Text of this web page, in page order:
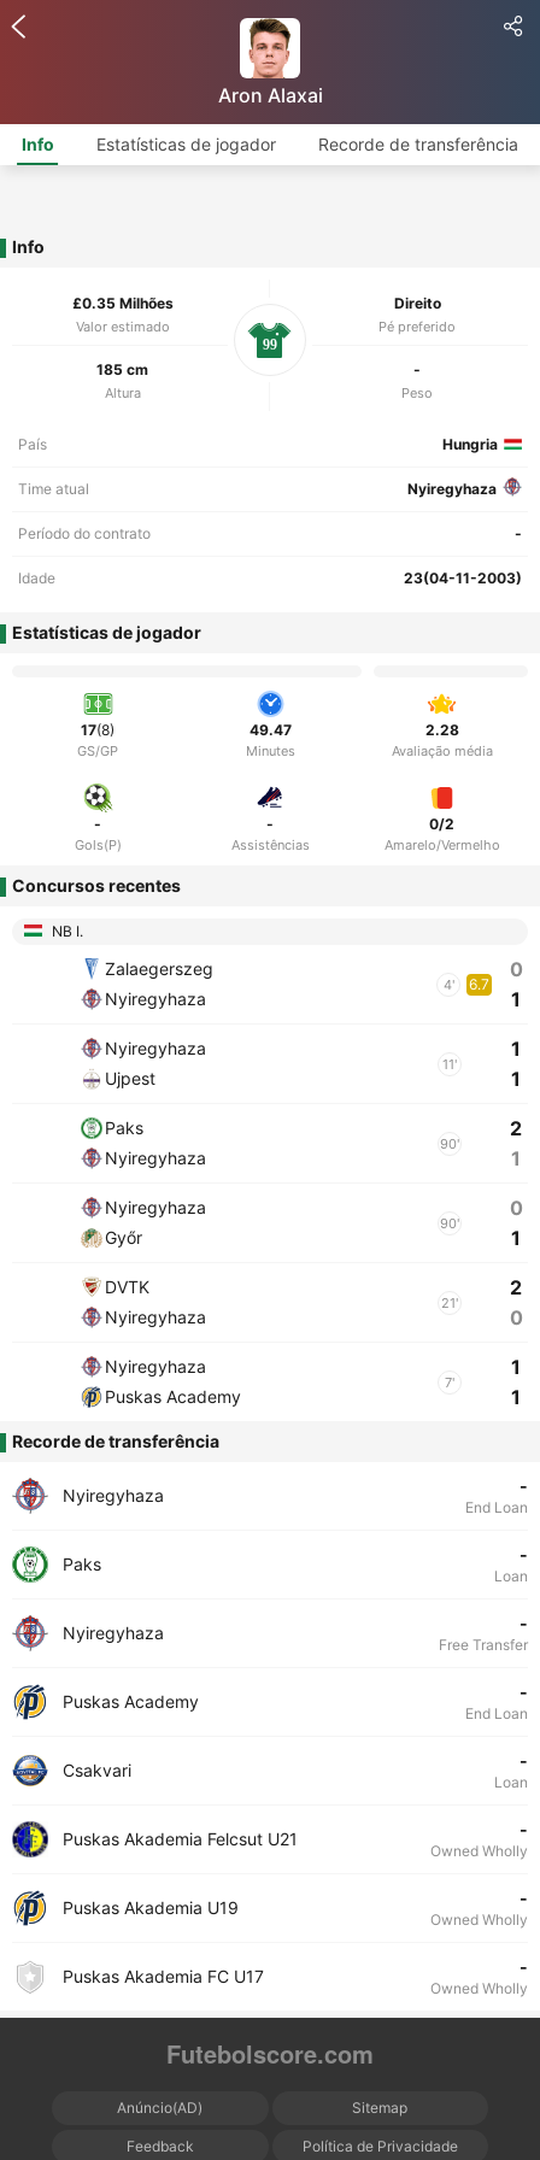
Aron Alaxai
Info Estatísticas de jogador Recorde de transferência
Info
£0.35 Milhões
Valor estimado
Direito
Pé preferido
185 cm
Altura
-
Peso
99
País Hungria
Time atual Nyiregyhaza
Período do contrato -
Idade 23(04-11-2003)
Estatísticas de jogador
17(8)
GS/GP
49.47
Minutes
2.28
Avaliação média
-
Gols(P)
-
Assistências
0/2
Amarelo/Vermelho
Concursos recentes
NB I.
Zalaegerszeg
Nyiregyhaza
4' 6.7
0
1
Nyiregyhaza
Ujpest
11'
1
1
Paks
Nyiregyhaza
90'
2
1
Nyiregyhaza
Győr
90'
0
1
DVTK
Nyiregyhaza
21'
2
0
Nyiregyhaza
Puskas Academy
7'
1
1
Recorde de transferência
Nyiregyhaza -
End Loan
Paks -
Loan
Nyiregyhaza -
Free Transfer
Puskas Academy -
End Loan
Csakvari -
Loan
Puskas Akademia Felcsut U21 -
Owned Wholly
Puskas Akademia U19 -
Owned Wholly
Puskas Akademia FC U17 -
Owned Wholly
Futebolscore.com
Anúncio(AD) Sitemap
Feedback Política de Privacidade